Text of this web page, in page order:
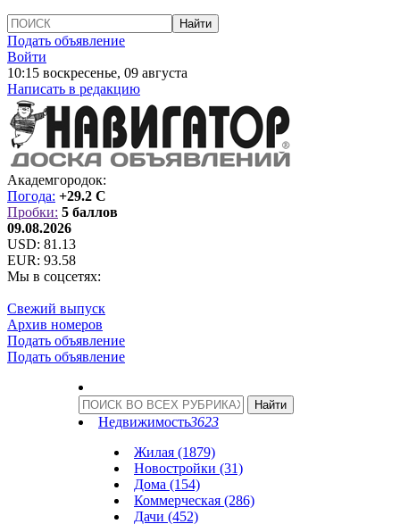
Подать объявление
Войти
10:15 воскресенье, 09 августа
Написать в редакцию
Академгородок:
Погода: +29.2 C
Пробки: 5 баллов
09.08.2026
USD: 81.13
EUR: 93.58
Мы в соцсетях:
Свежий выпуск
Архив номеров
Подать объявление
Подать объявление
Недвижимость3623
Жилая (1879)
Новостройки (31)
Дома (154)
Коммерческая (286)
Дачи (452)